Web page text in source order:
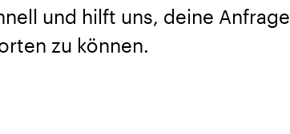
und hilft uns, deine Anfrage
zu können.